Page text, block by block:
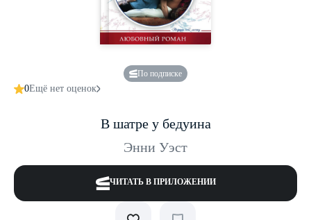
По подписке
0Ещё нет оценок
В шатре у бедуина
Энни Уэст
ЧИТАТЬ В ПРИЛОЖЕНИИ